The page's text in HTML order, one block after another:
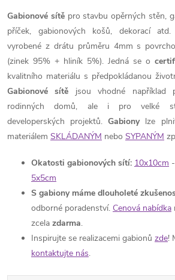
Gabionové sítěpro stavbu opěrných stěn,
příček, gabionových košů, dekorací atd.
vyrobené z drátu průměru 4mm s
(zinek 95% + hliník 5%). Jedná se o
kvalitního materiálu s předpokládanou
Gabionové sítě jsou vhodné například
rodinných domů, ale i pro velké
developerských projektů.Gabionylze
materiálem SKLÁDANÝM nebo SYPANÝM
Okatosti gabionových sítí: 10x10cm -
5x5cm
S gabiony máme dlouholeté
odborné poradenství. Cenová nabídka
zcela zdarma.
Inspirujte se realizacemi gabionů zde!
kontaktujte nás.